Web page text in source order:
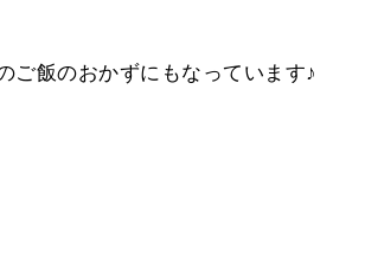
ご飯のおかずにもなっています♪